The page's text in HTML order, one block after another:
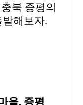
북 증평의
해보자.
을. 증평